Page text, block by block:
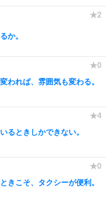
か。
われば、雰囲気も変わる。
るときしかできない。
きこそ、タクシーが便利。